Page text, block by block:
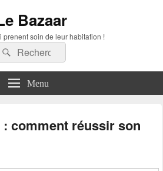
Bazaar
prenent soin de leur habitation !
Recherche :
Rechercher
Menu
comment réussir son